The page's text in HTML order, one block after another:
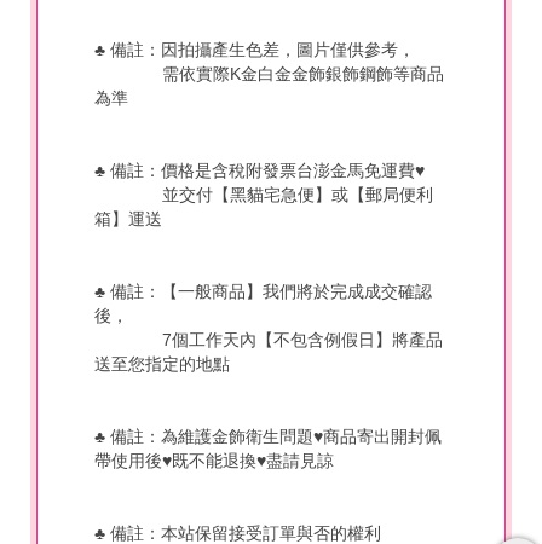
♣ 備註：因拍攝產生色差，圖片僅供參考，
需依實際K金白金金飾銀飾鋼飾等商品
為準
♣ 備註：價格是含稅附發票台澎金馬免運費♥
並交付【黑貓宅急便】或【郵局便利
箱】運送
♣ 備註：【一般商品】我們將於完成成交確認
後，
7個工作天內【不包含例假日】將產品
送至您指定的地點
♣ 備註：為維護金飾衛生問題♥商品寄出開封佩
帶使用後♥既不能退換♥盡請見諒
♣ 備註：本站保留接受訂單與否的權利